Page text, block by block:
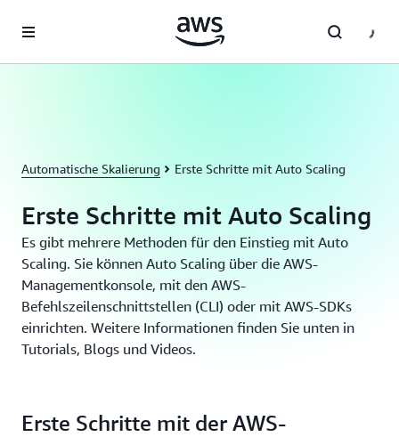
Überspringen zum Hauptinhalt
Automatische Skalierung Erste Schritte mit Auto Scaling
Erste Schritte mit Auto Scaling
Es gibt mehrere Methoden für den Einstieg mit Auto
Scaling. Sie können Auto Scaling über die AWS-
Managementkonsole, mit den AWS-
Befehlszeilenschnittstellen (CLI) oder mit AWS-SDKs
einrichten. Weitere Informationen finden Sie unten in
Tutorials, Blogs und Videos.
Erste Schritte mit der AWS-